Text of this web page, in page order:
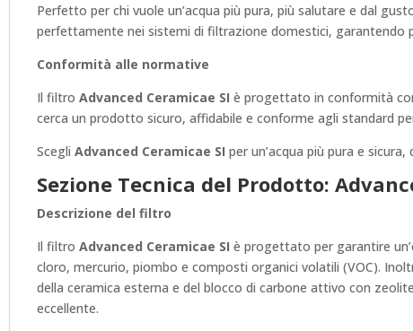
Perfetto per chi vuole un’acqua più pura, più salutare e dal
perfettamente nei sistemi di filtrazione domestici, garantendo
Conformità alle normative
Il filtro Advanced Ceramicae SI è progettato in conformità
cerca un prodotto sicuro, affidabile e conforme agli standard
Scegli Advanced Ceramicae SI per un’acqua più pura e
Sezione Tecnica del Prodotto:
Descrizione del filtro
Il filtro Advanced Ceramicae SI è progettato per garantire
cloro, mercurio, piombo e composti organici volatili (VOC).
della ceramica esterna e del blocco di carbone attivo con
eccellente.